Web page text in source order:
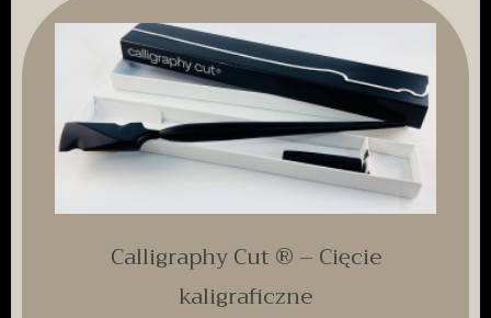
Calligraphy Cut ® – Cięcie
kaligraficzne